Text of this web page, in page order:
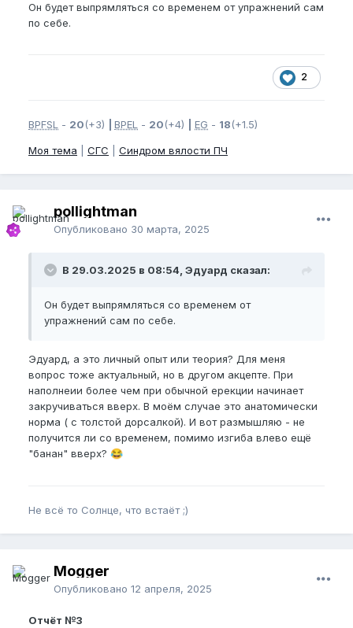
Он будет выпрямляться со временем от упражнений сам
по себе.
2
BPFSL - 20(+3) BPEL - 20(+4) EG - 18(+1.5)
Моя тема СГС Синдром вялости ПЧ
pollightman
Опубликовано 30 марта, 2025
В 29.03.2025 в 08:54, Эдуард сказал:
Он будет выпрямляться со временем от
упражнений сам по себе.
Эдуард, а это личный опыт или теория? Для меня
вопрос тоже актуальный, но в другом акцепте. При
наполнеии более чем при обычной ерекции начинает
закручиваться вверх. В моём случае это анатомически
норма ( с толстой дорсалкой). И вот размышляю - не
получится ли со временем, помимо изгиба влево ещё
"банан" вверх? 😂
Не всё то Солнце, что встаёт ;)
Mogger
Опубликовано 12 апреля, 2025
Отчёт №3